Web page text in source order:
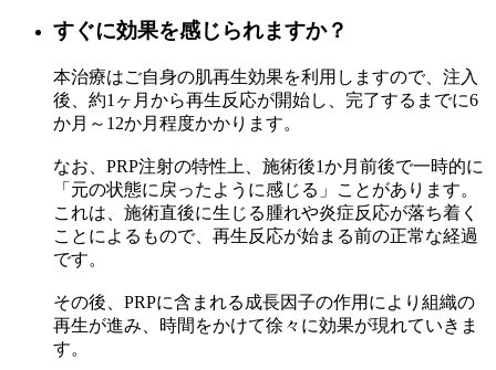
すぐに効果を感じられますか？
本治療はご自身の肌再生効果を利用しますので、注入
後、約1ヶ月から再生反応が開始し、完了するまでに6
か月～12か月程度かかります。
なお、PRP注射の特性上、施術後1か月前後で一時的に
「元の状態に戻ったように感じる」ことがあります。
これは、施術直後に生じる腫れや炎症反応が落ち着く
ことによるもので、再生反応が始まる前の正常な経過
です。
その後、PRPに含まれる成長因子の作用により組織の
再生が進み、時間をかけて徐々に効果が現れていきま
す。